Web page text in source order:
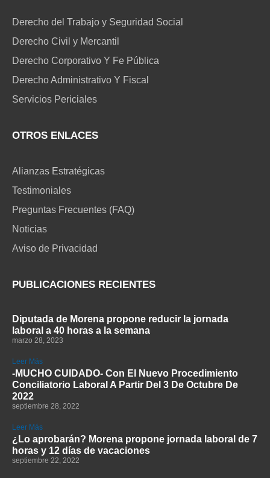
Derecho del Trabajo y Seguridad Social
Derecho Civil y Mercantil
Derecho Corporativo Y Fe Pública
Derecho Administrativo Y Fiscal
Servicios Periciales
OTROS ENLACES
Alianzas Estratégicas
Testimoniales
Preguntas Frecuentes (FAQ)
Noticias
Aviso de Privacidad
PUBLICACIONES RECIENTES
Diputada de Morena propone reducir la jornada
laboral a 40 horas a la semana
marzo 28, 2023
Leer Más
-MUCHO CUIDADO- Con El Nuevo Procedimiento
Conciliatorio Laboral A Partir Del 3 De Octubre De
2022
septiembre 28, 2022
Leer Más
¿Lo aprobarán? Morena propone jornada laboral de 7
horas y 12 días de vacaciones
septiembre 22, 2022